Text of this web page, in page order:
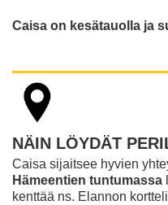
Caisa on kesätauolla ja
NÄIN LÖYDÄT
Caisa sijaitsee hyvien
Hämeentien tuntumassa
kenttää ns. Elannon